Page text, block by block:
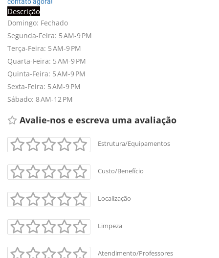
+-
Leaflet
Descrição
Domingo: Fechado
Segunda-Feira: 5 AM-9 PM
Terça-Feira: 5 AM-9 PM
Quarta-Feira: 5 AM-9 PM
Quinta-Feira: 5 AM-9 PM
Sexta-Feira: 5 AM-9 PM
Sábado: 8 AM-12 PM
Avalie-nos e escreva uma avaliação
Estrutura/Equipamentos
Custo/Benefício
Localização
Limpeza
Atendimento/Professores